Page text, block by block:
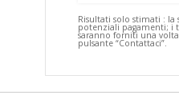
Risultati solo stimati : la
potenziali pagamenti; i
saranno forniti una
pulsante “Contattaci”.